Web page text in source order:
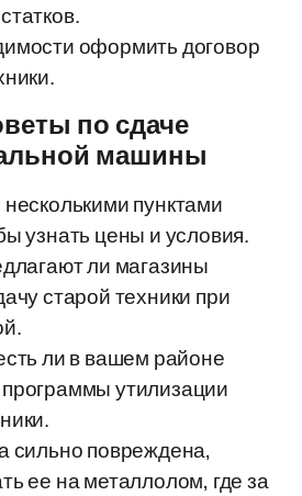
оформить договор
по сдаче
машины
пунктами
узнать цены и условия.
ли магазины
старой техники при
ли в вашем районе
утилизации
сильно повреждена,
ее на металлолом, где за